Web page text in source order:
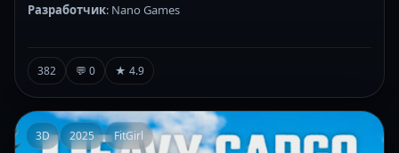
Разработчик: Nano Games
382 💬 0 ★ 4.9
3D 2025 FitGirl